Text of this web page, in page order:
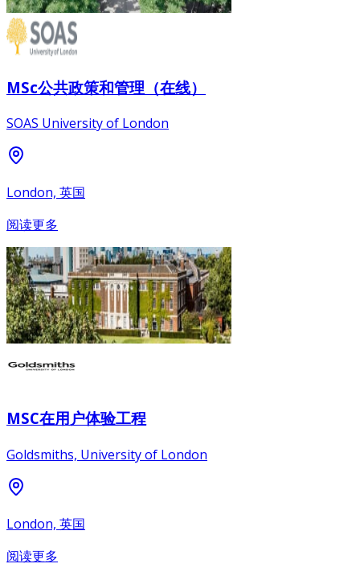
MSc公共政策和管理（在线）
SOAS University of London
London, 英国
阅读更多
MSC在用户体验工程
Goldsmiths, University of London
London, 英国
阅读更多